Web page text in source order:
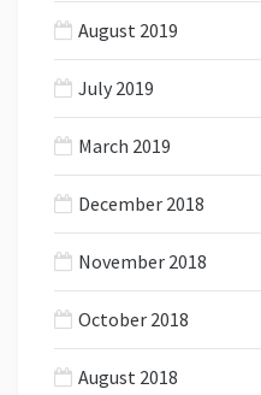
August 2019
July 2019
March 2019
December 2018
November 2018
October 2018
August 2018